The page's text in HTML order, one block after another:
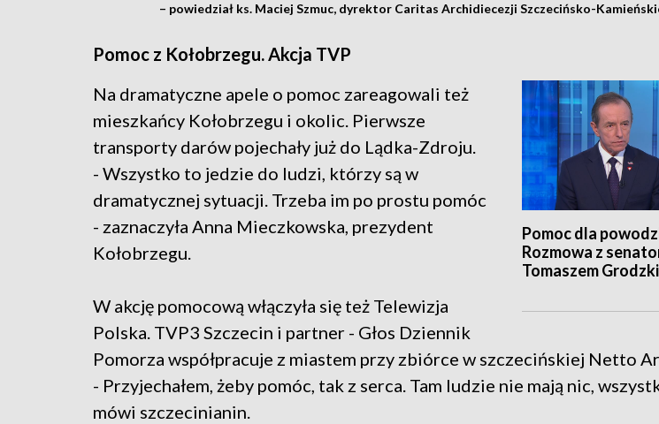
– powiedział ks. Maciej Szmuc, dyrektor Caritas Archidiecezji Szczecińsko-
Pomoc z Kołobrzegu. Akcja TVP
Pomoc dla
Rozmowa z
Tomaszem
Na dramatyczne apele o pomoc zareagowali też
mieszkańcy Kołobrzegu i okolic. Pierwsze
transporty darów pojechały już do Lądka-Zdroju.
- Wszystko to jedzie do ludzi, którzy są w
dramatycznej sytuacji. Trzeba im po prostu pomóc
- zaznaczyła Anna Mieczkowska, prezydent
Kołobrzegu.
W akcję pomocową włączyła się też Telewizja
Polska. TVP3 Szczecin i partner - Głos Dziennik
Pomorza współpracuje z miastem przy zbiórce w szczecińskiej Netto
- Przyjechałem, żeby pomóc, tak z serca. Tam ludzie nie mają nic,
mówi szczecinianin.